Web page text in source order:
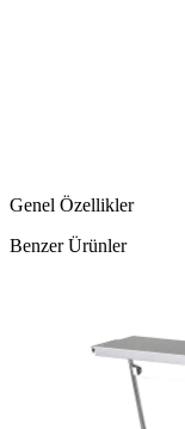
Genel Özellikler
Benzer Ürünler